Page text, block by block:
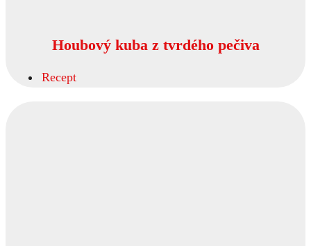
Houbový kuba z tvrdého pečiva
Recept